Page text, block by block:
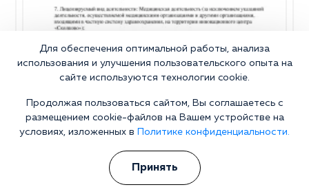
Для обеспечения оптимальной работы, анализа
использования и улучшения пользовательского опыта на
сайте используются технологии cookie.
Продолжая пользоваться сайтом, Вы соглашаетесь с
размещением cookie-файлов на Вашем устройстве на
условиях, изложенных в
Политике конфиденциальности.
Принять